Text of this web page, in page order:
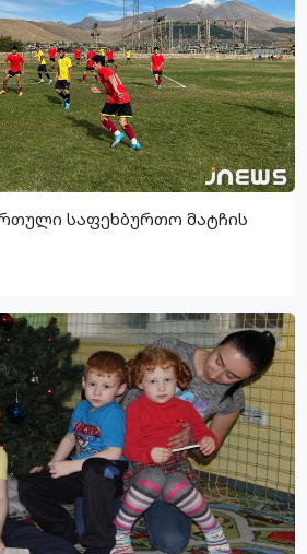
საფეხბურთო მატჩის